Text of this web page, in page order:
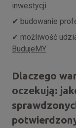
inwestycji
✔ budowanie
✔ możliwość
BudujeMY
Dlaczego
oczekują: